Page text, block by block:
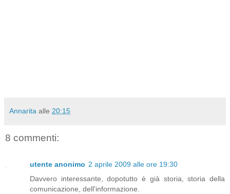
Annarita alle 20:15
8 commenti:
utente anonimo 2 aprile 2009 alle ore 19:30
Davvero interessante, dopotutto è già storia, storia della
comunicazione, dell'informazione.